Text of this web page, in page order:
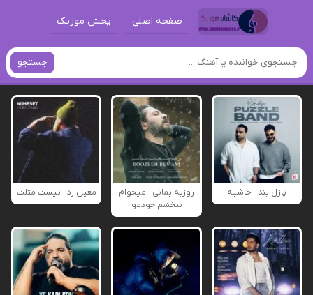
صفحه اصلی پخش موزیک
جستجو
پازل بند - حاشیه
روزبه بمانی - میخوام
ببخشم خودمو
معین زد - نیست مثلت